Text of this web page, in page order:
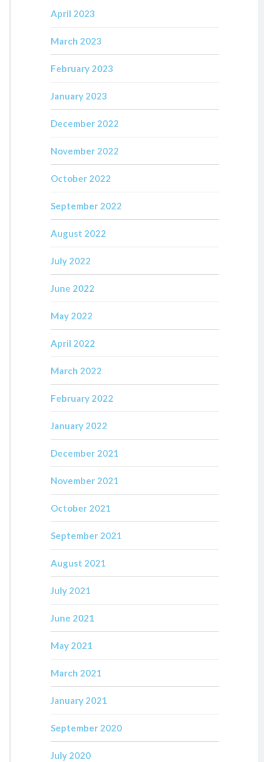
April 2023
March 2023
February 2023
January 2023
December 2022
November 2022
October 2022
September 2022
August 2022
July 2022
June 2022
May 2022
April 2022
March 2022
February 2022
January 2022
December 2021
November 2021
October 2021
September 2021
August 2021
July 2021
June 2021
May 2021
March 2021
January 2021
September 2020
July 2020